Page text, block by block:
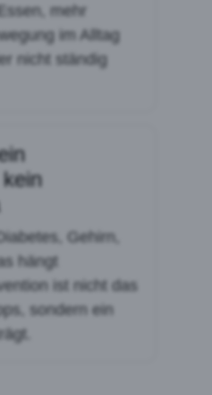
mehr
im Alltag
nicht ständig
Gehirn,
hängt
ist nicht das
sondern ein